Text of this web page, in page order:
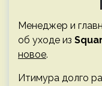
Менеджер и
об уходе из
новое.
Итимура долго